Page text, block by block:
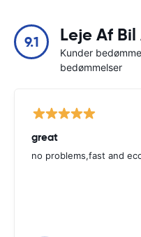
9.1 Leje Af
Kunder
bedømmelser
great
no problems,fast and